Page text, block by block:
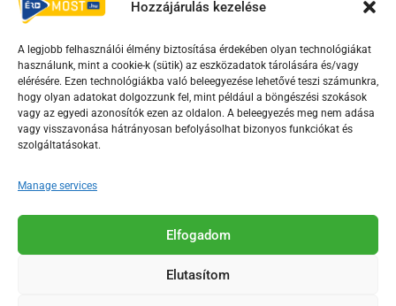
Hozzájárulás kezelése
A legjobb felhasználói élmény biztosítása érdekében olyan technológiákat
használunk, mint a cookie-k (sütik) az eszközadatok tárolására és/vagy
elérésére. Ezen technológiákba való beleegyezése lehetővé teszi számunkra,
hogy olyan adatokat dolgozzunk fel, mint például a böngészési szokások
vagy az egyedi azonosítók ezen az oldalon. A beleegyezés meg nem adása
vagy visszavonása hátrányosan befolyásolhat bizonyos funkciókat és
szolgáltatásokat.
Manage services
Elfogadom
Elutasítom
Irányelvek Moderálási szabályzat
F
a
c
e
o
o
-
Y
o
u
t
b
e
s
T
i
k
Az Érd Média médiaszolgáltatási tevékenységét a
Médiatanács a Magyar Média Mecenatúra program